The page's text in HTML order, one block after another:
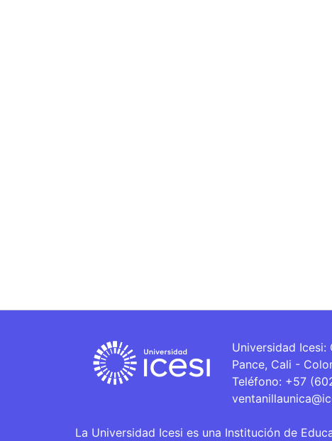
Universidad Icesi:
Pance, Cali -
Teléfono: +57
La Universidad Icesi es una Institución de